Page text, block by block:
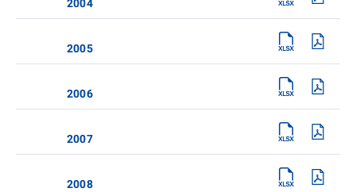
2004
2005
2006
2007
2008